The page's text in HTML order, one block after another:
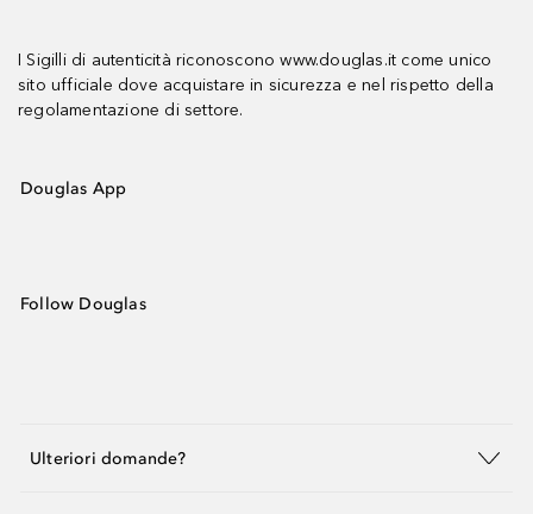
I Sigilli di autenticità riconoscono www.douglas.it come unico
sito ufficiale dove acquistare in sicurezza e nel rispetto della
regolamentazione di settore.
Douglas App
Follow Douglas
Ulteriori domande?